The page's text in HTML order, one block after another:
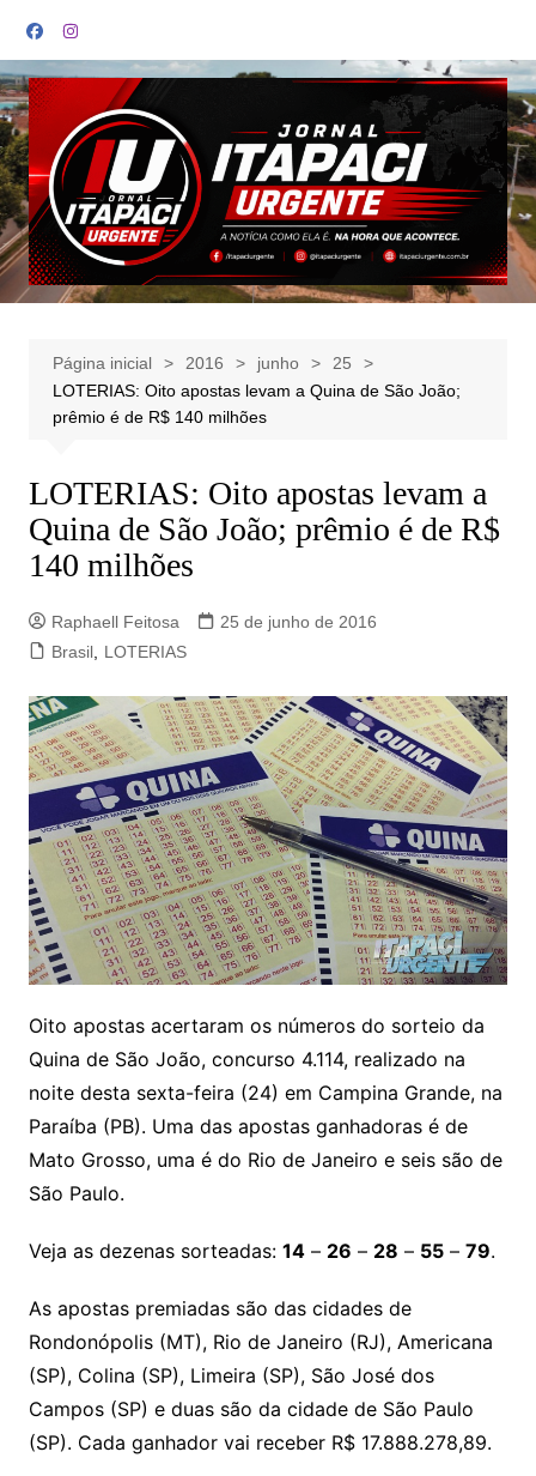
para
o
conteúdo
Página inicial 2016 junho
25
LOTERIAS: Oito apostas levam a Quina de São João;
prêmio é de R$ 140 milhões
LOTERIAS: Oito apostas levam a
Quina de São João; prêmio é de R$
140 milhões
Raphaell Feitosa
25 de junho de 2016
Brasil, LOTERIAS
Oito apostas acertaram os números do sorteio da
Quina de São João, concurso 4.114, realizado na
noite desta sexta-feira (24) em Campina Grande, na
Paraíba (PB). Uma das apostas ganhadoras é de
Mato Grosso, uma é do Rio de Janeiro e seis são de
São Paulo.
Veja as dezenas sorteadas: 14– 26 – 28 – 55– 79.
As apostas premiadas são das cidades de
Rondonópolis (MT), Rio de Janeiro (RJ), Americana
(SP), Colina (SP), Limeira (SP), São José dos
Campos (SP) e duas são da cidade de São Paulo
(SP). Cada ganhador vai receber R$ 17.888.278,89.